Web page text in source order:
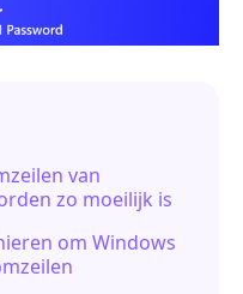
van
zo moeilijk is
om Windows